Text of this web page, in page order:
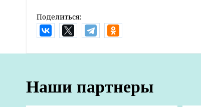
Поделиться:
Наши партнеры